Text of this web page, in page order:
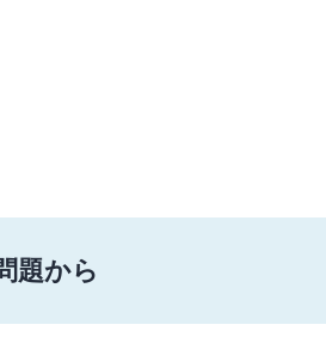
題から